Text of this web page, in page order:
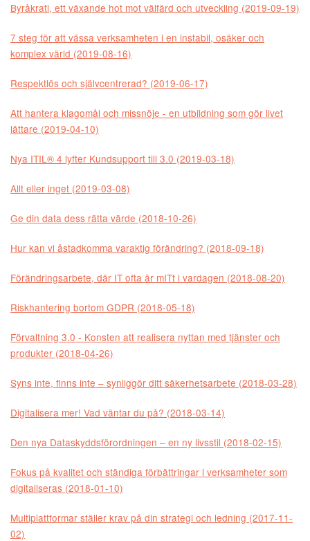
Byråkrati, ett växande hot mot välfärd och utveckling (2019-09-19)
7 steg för att vässa verksamheten i en instabil, osäker och
komplex värld (2019-08-16)
Respektlös och självcentrerad? (2019-06-17)
Att hantera klagomål och missnöje - en utbildning som gör livet
lättare (2019-04-10)
Nya ITIL® 4 lyfter Kundsupport till 3.0 (2019-03-18)
Allt eller inget (2019-03-08)
Ge din data dess rätta värde (2018-10-26)
Hur kan vi åstadkomma varaktig förändring? (2018-09-18)
Förändringsarbete, där IT ofta är mITt i vardagen (2018-08-20)
Riskhantering bortom GDPR (2018-05-18)
Förvaltning 3.0 - Konsten att realisera nyttan med tjänster och
produkter (2018-04-26)
Syns inte, finns inte – synliggör ditt säkerhetsarbete (2018-03-28)
Digitalisera mer! Vad väntar du på? (2018-03-14)
Den nya Dataskyddsförordningen – en ny livsstil (2018-02-15)
Fokus på kvalitet och ständiga förbättringar i verksamheter som
digitaliseras (2018-01-10)
Multiplattformar ställer krav på din strategi och ledning (2017-11-
02)